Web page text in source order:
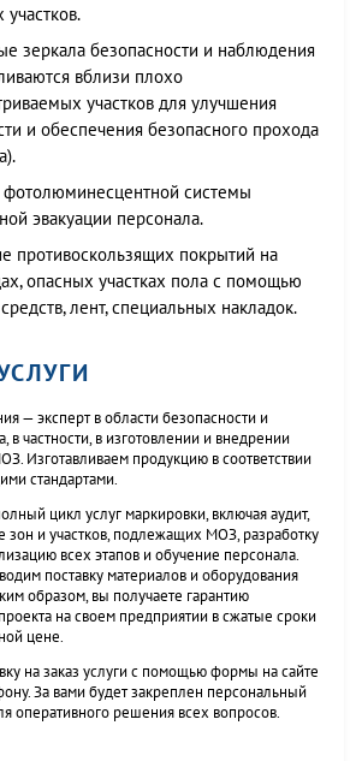
зеркала безопасности и наблюдения
вблизи плохо
участков для улучшения
и обеспечения безопасного прохода
системы
эвакуации персонала.
противоскользящих покрытий на
опасных участках пола с помощью
лент, специальных накладок.
— эксперт в области безопасности и
в частности, в изготовлении и внедрении
Изготавливаем продукцию в соответствии
стандартами.
цикл услуг маркировки, включая аудит,
зон и участков, подлежащих МОЗ, разработку
всех этапов и обучение персонала.
поставку материалов и оборудования
образом, вы получаете гарантию
на своем предприятии в сжатые сроки
цене.
на заказ услуги с помощью формы на сайте
За вами будет закреплен персональный
оперативного решения всех вопросов.